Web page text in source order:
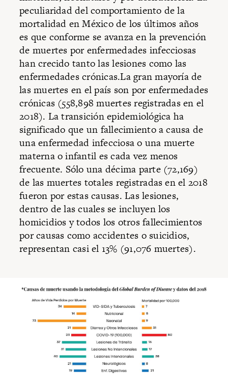
peculiaridad del comportamiento de la
mortalidad en México de los últimos años
es que conforme se avanza en la prevención
de muertes por enfermedades infecciosas
han crecido tanto las lesiones como las
enfermedades crónicas.La gran mayoría de
las muertes en el país son por enfermedades
crónicas (558,898 muertes registradas en el
2018). La transición epidemiológica ha
significado que un fallecimiento a causa de
una enfermedad infecciosa o una muerte
materna o infantil es cada vez menos
frecuente. Sólo una décima parte (72,169)
de las muertes totales registradas en el 2018
fueron por estas causas. Las lesiones,
dentro de las cuales se incluyen los
homicidios y todos los otros fallecimientos
por causas como accidentes o suicidios,
representan casi el 13% (91,076 muertes).